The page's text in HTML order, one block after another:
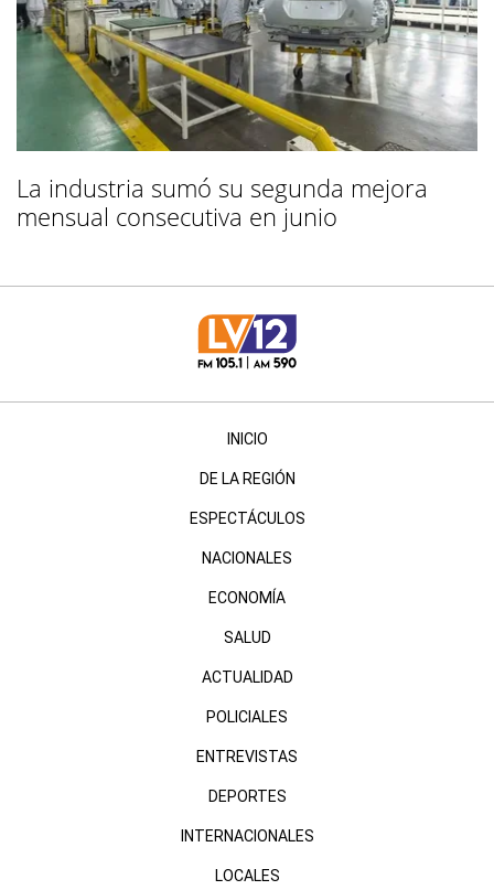
La industria sumó su segunda mejora
mensual consecutiva en junio
INICIO
DE LA REGIÓN
ESPECTÁCULOS
NACIONALES
ECONOMÍA
SALUD
ACTUALIDAD
POLICIALES
ENTREVISTAS
DEPORTES
INTERNACIONALES
LOCALES